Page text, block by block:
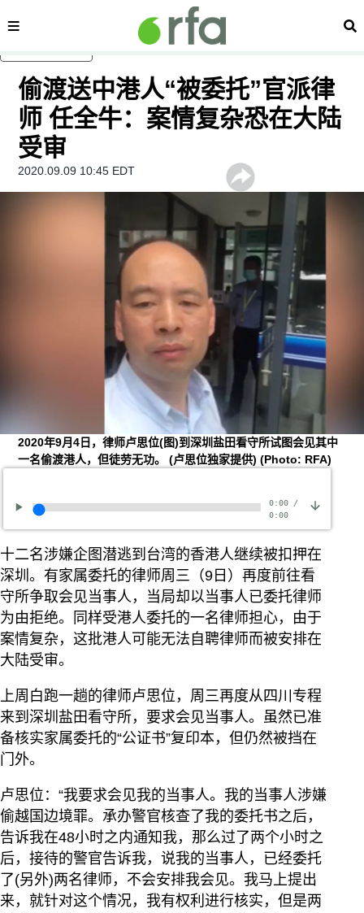
内容分类 搜
偷渡送中港人“被委托”官派律
师 任全牛：案情复杂恐在大陆
受审
2020.09.09 10:45 EDT
2020年9月4日，律师卢思位(图)到深圳盐田看守所试图会见其中
一名偷渡港人，但徒劳无功。 (卢思位独家提供)(Photo: RFA)
0:00/
0:00
十二名涉嫌企图潜逃到台湾的香港人继续被扣押在
深圳。有家属委托的律师周三（9日）再度前往看
守所争取会见当事人，当局却以当事人已委托律师
为由拒绝。同样受港人委托的一名律师担心，由于
案情复杂，这批港人可能无法自聘律师而被安排在
大陆受审。
上周白跑一趟的律师卢思位，周三再度从四川专程
来到深圳盐田看守所，要求会见当事人。虽然已准
备核实家属委托的“公证书”复印本，但仍然被挡在
门外。
卢思位：“我要求会见我的当事人。我的当事人涉嫌
偷越国边境罪。承办警官核查了我的委托书之后，
告诉我在48小时之内通知我，那么过了两个小时之
后，接待的警官告诉我，说我的当事人，已经委托
了(另外)两名律师，不会安排我会见。我马上提出
来，就针对这个情况，我有权利进行核实，但是两